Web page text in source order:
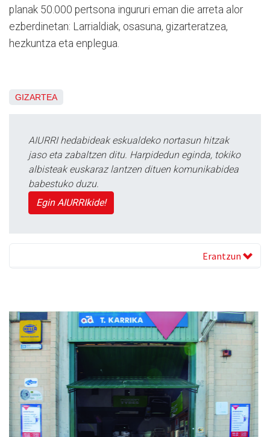
planak 50.000 pertsona ingururi eman die arreta alor
ezberdinetan: Larrialdiak, osasuna, gizarteratzea,
hezkuntza eta enplegua.
GIZARTEA
AIURRI hedabideak eskualdeko nortasun hitzak
jaso eta zabaltzen ditu. Harpidedun eginda, tokiko
albisteak euskaraz lantzen dituen komunikabidea
babestuko duzu.
Egin AIURRIkide!
Erantzun